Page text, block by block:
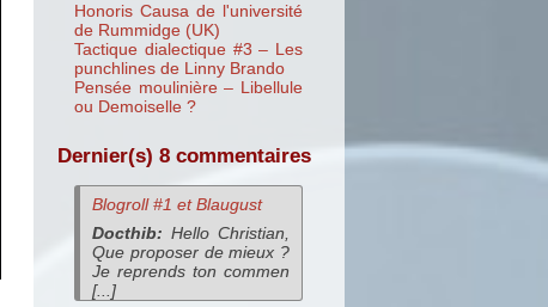
Honoris Causa de l'université
de Rummidge (UK)
Tactique dialectique #3 – Les
punchlines de Linny Brando
Pensée moulinière – Libellule
ou Demoiselle ?
Dernier(s) 8 commentaires
Blogroll #1 et Blaugust
Docthib: Hello Christian,
Que proposer de mieux ?
Je reprends ton commen
[...]